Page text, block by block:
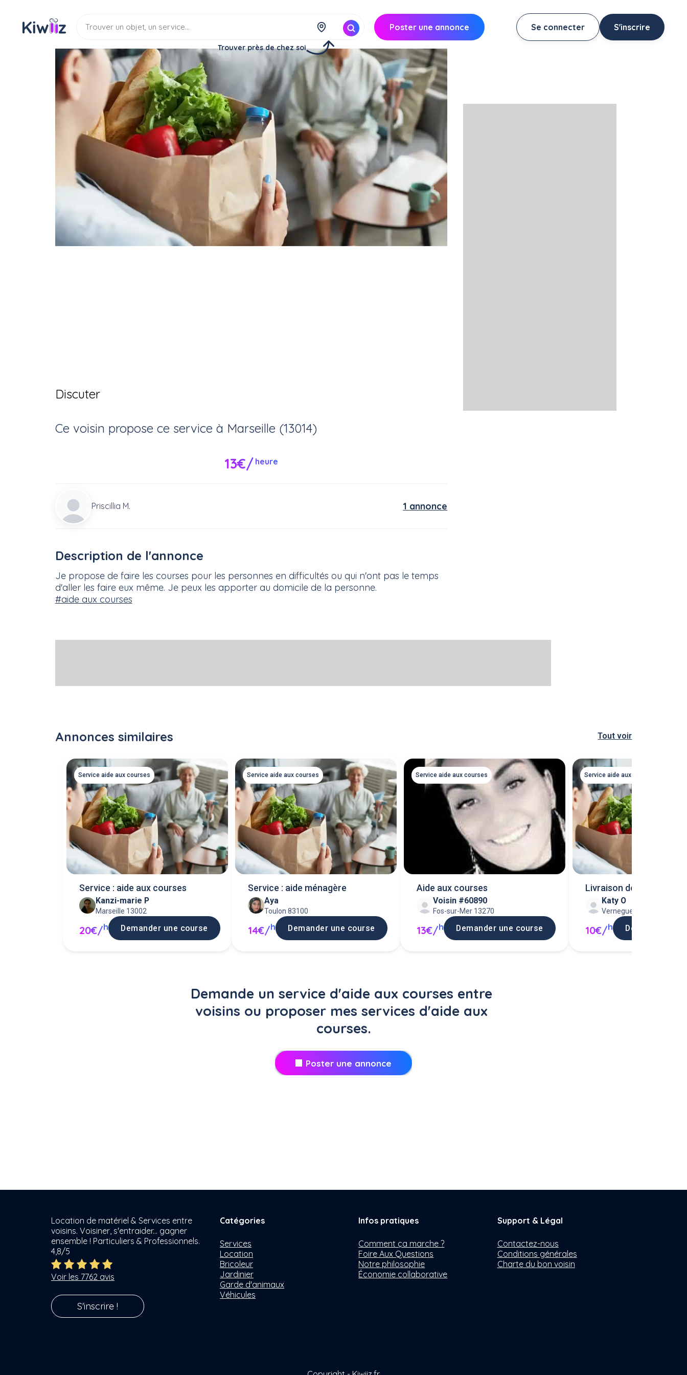
Trouver près de chez soi
Poster une annonce Se connecter S'inscrire
Service Services divers Aide aux courses
Aide aux courses
Service Aide aux courses
Discuter
Ce voisin propose ce service à Marseille (13014)
13€/ heure
Priscillia M. 1 annonce
Description de l'annonce
Je propose de faire les courses pour les personnes en difficultés ou qui n'ont pas le temps
d'aller les faire eux même. Je peux les apporter au domicile de la personne.
#aide aux courses
Annonces similaires Tout voir
Service aide aux courses
Service : aide aux courses
Kanzi-marie P
Marseille 13002
20€/h Demander une course
Service aide aux courses
Service : aide ménagère
Aya
Toulon 83100
14€/h Demander une course
Service aide aux courses
Aide aux courses
Voisin #60890
Fos-sur-Mer 13270
13€/h Demander une course
Service aide aux courses
Livraison de courses à
Katy O
Vernegues 13116
10€/h Demander une
Demande un service d'aide aux courses entre
voisins ou proposer mes services d'aide aux
courses.
Poster une annonce
Location de matériel & Services entre
voisins. Voisiner, s'entraider... gagner
ensemble ! Particuliers & Professionnels.
4,8/5
Voir les 7762 avis
S'inscrire !
Catégories
Services
Location
Bricoleur
Jardinier
Garde d'animaux
Véhicules
Infos pratiques
Comment ça marche ?
Foire Aux Questions
Notre philosophie
Économie collaborative
Support & Légal
Contactez-nous
Conditions générales
Charte du bon voisin